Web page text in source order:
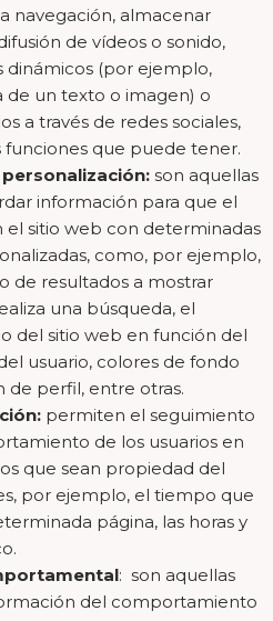
navegación, almacenar
de vídeos o sonido,
dinámicos (por ejemplo,
de un texto o imagen) o
a través de redes sociales,
funciones que puede tener.
son aquellas
información para que el
el sitio web con determinadas
como, por ejemplo,
de resultados a mostrar
una búsqueda, el
del sitio web en función del
usuario, colores de fondo
de perfil, entre otras.
permiten el seguimiento
de los usuarios en
que sean propiedad del
por ejemplo, el tiempo que
página, las horas y
: son aquellas
del comportamiento